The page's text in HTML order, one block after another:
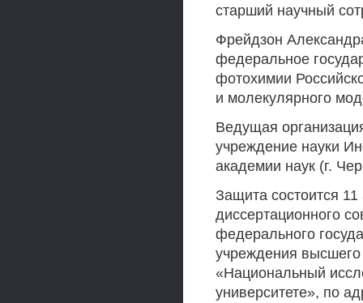
старший научный
Фрейдзон
федеральное
фотохимии
и молекулярного
Ведущая
учреждение науки
академии наук (г.
Защита состоится
диссертационного
федерального
учреждения
«Национальный
университете», по